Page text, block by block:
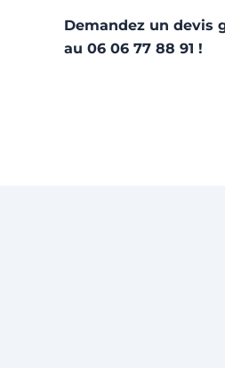
Demandez un devis
au 06 06 77 88 91 !